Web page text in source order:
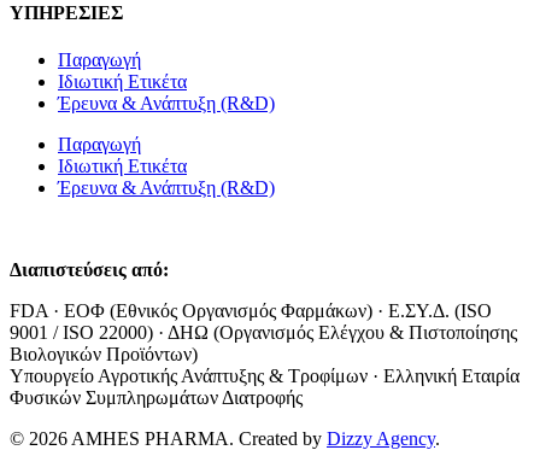
ΥΠΗΡΕΣΙΕΣ
Παραγωγή
Ιδιωτική Ετικέτα
Έρευνα & Ανάπτυξη (R&D)
Παραγωγή
Ιδιωτική Ετικέτα
Έρευνα & Ανάπτυξη (R&D)
Διαπιστεύσεις από:
FDA · ΕΟΦ (Εθνικός Οργανισμός Φαρμάκων) · Ε.ΣΥ.Δ. (ISO
9001 / ISO 22000) · ΔΗΩ (Οργανισμός Ελέγχου & Πιστοποίησης
Βιολογικών Προϊόντων)
Υπουργείο Αγροτικής Ανάπτυξης & Τροφίμων · Ελληνική Εταιρία
Φυσικών Συμπληρωμάτων Διατροφής
© 2026 AMHES PHARMA. Created by Dizzy Agency.